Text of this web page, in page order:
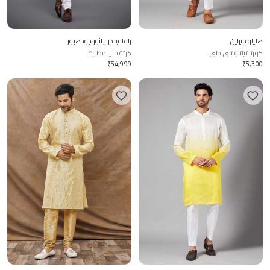
هايلو ديزاين
كورتا تينتلو تاي داي
₹5,300
راغافيندرا راثور جودهبور
كرتة حرير مطرزة
₹54,999